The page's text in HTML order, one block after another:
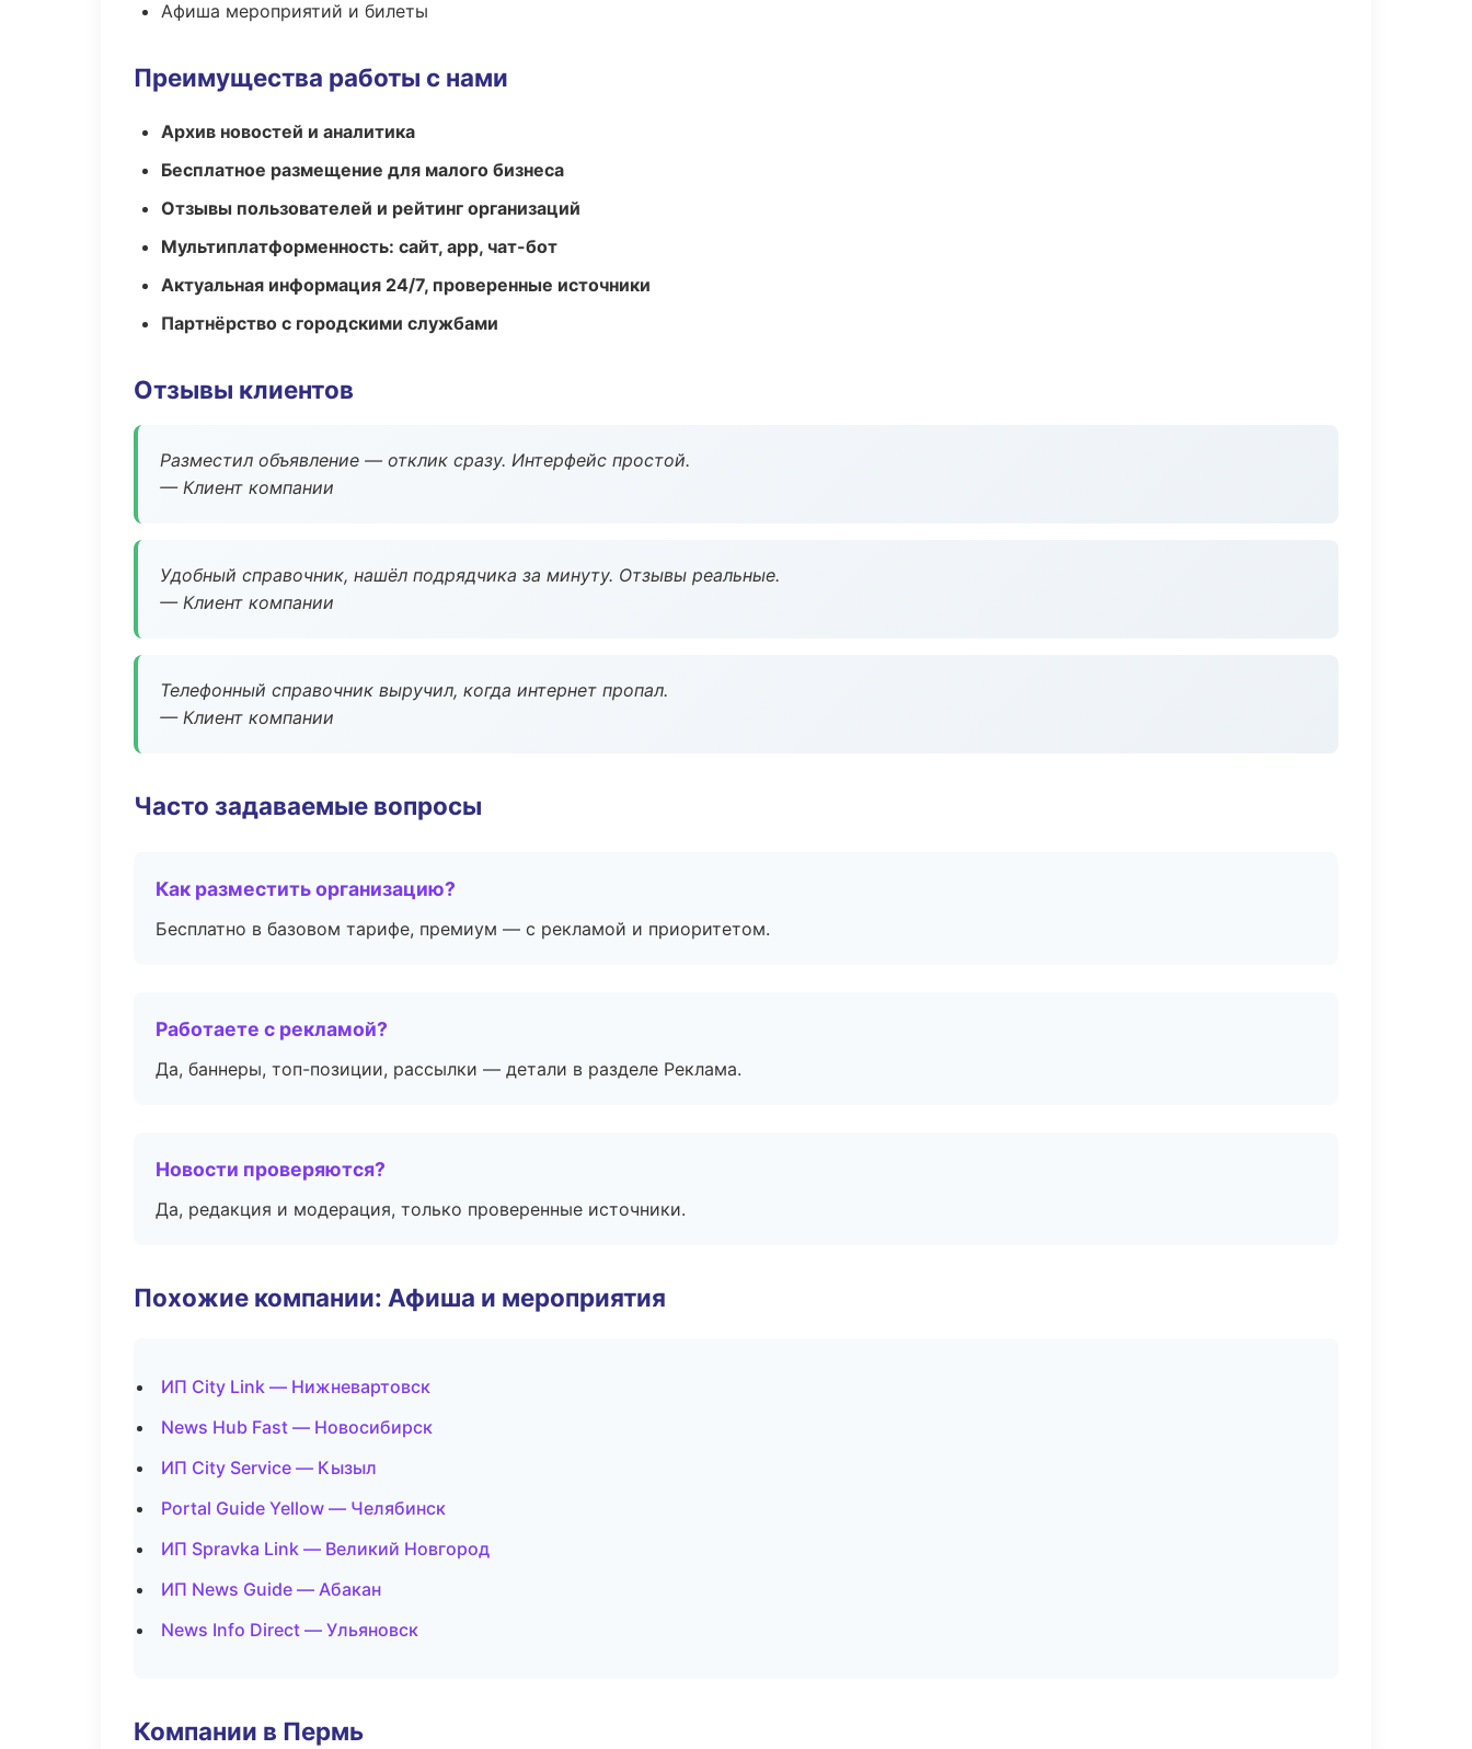
Афиша мероприятий и билеты
Преимущества работы с нами
Архив новостей и аналитика
Бесплатное размещение для малого бизнеса
Отзывы пользователей и рейтинг организаций
Мультиплатформенность: сайт, app, чат-бот
Актуальная информация 24/7, проверенные источники
Партнёрство с городскими службами
Отзывы клиентов
Разместил объявление — отклик сразу. Интерфейс простой.
— Клиент компании
Удобный справочник, нашёл подрядчика за минуту. Отзывы реальные.
— Клиент компании
Телефонный справочник выручил, когда интернет пропал.
— Клиент компании
Часто задаваемые вопросы
Как разместить организацию?
Бесплатно в базовом тарифе, премиум — с рекламой и приоритетом.
Работаете с рекламой?
Да, баннеры, топ-позиции, рассылки — детали в разделе Реклама.
Новости проверяются?
Да, редакция и модерация, только проверенные источники.
Похожие компании: Афиша и мероприятия
ИП City Link — Нижневартовск
News Hub Fast — Новосибирск
ИП City Service — Кызыл
Portal Guide Yellow — Челябинск
ИП Spravka Link — Великий Новгород
ИП News Guide — Абакан
News Info Direct — Ульяновск
Компании в Пермь